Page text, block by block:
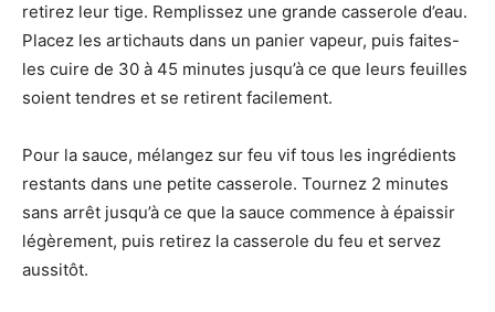
retirez leur tige. Remplissez une grande casserole d’eau.
Placez les artichauts dans un panier vapeur, puis faites-
les cuire de 30 à 45 minutes jusqu’à ce que leurs feuilles
soient tendres et se retirent facilement.
Pour la sauce, mélangez sur feu vif tous les ingrédients
restants dans une petite casserole. Tournez 2 minutes
sans arrêt jusqu’à ce que la sauce commence à épaissir
légèrement, puis retirez la casserole du feu et servez
aussitôt.